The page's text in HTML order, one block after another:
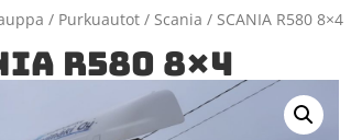
/ Purkuautot / Scania / SCANIA R580 8×4
R580 8×4